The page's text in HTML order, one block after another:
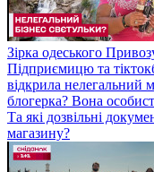
Зірка одеського
Підприємицю та
відкрила нелегальний
блогерка? Вона
Та які дозвільні
магазину?